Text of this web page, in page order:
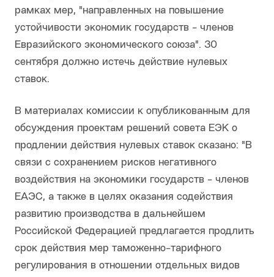
рамках мер, "направленных на повышение
устойчивости экономик государств - членов
Евразийского экономического союза". 30
сентября должно истечь действие нулевых
ставок.
В материалах комиссии к опубликованным для
обсуждения проектам решений совета ЕЭК о
продлении действия нулевых ставок сказано: "В
связи с сохранением рисков негативного
воздействия на экономики государств - членов
ЕАЭС, а также в целях оказания содействия
развитию производства в дальнейшем
Российской Федерацией предлагается продлить
срок действия мер таможенно-тарифного
регулирования в отношении отдельных видов